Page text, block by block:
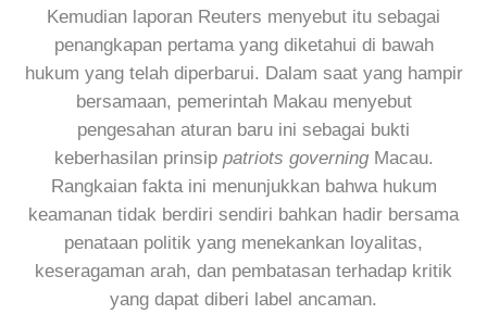
Kemudian laporan Reuters menyebut itu sebagai
penangkapan pertama yang diketahui di bawah
hukum yang telah diperbarui. Dalam saat yang hampir
bersamaan, pemerintah Makau menyebut
pengesahan aturan baru ini sebagai bukti
keberhasilan prinsip patriots governingMacau.
Rangkaian fakta ini menunjukkan bahwa hukum
keamanan tidak berdiri sendiri bahkan hadir bersama
penataan politik yang menekankan loyalitas,
keseragaman arah, dan pembatasan terhadap kritik
yang dapat diberi label ancaman.